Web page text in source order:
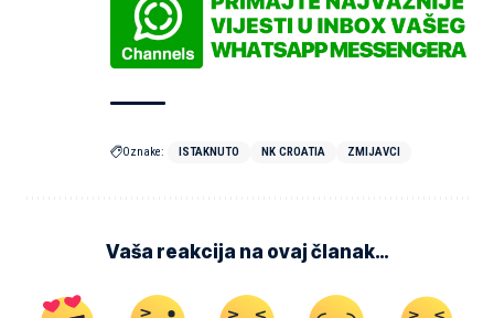
Oznake: ISTAKNUTO NK CROATIA ZMIJAVCI
Vaša reakcija na ovaj članak…